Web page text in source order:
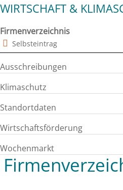
WIRTSCHAFT &
Firmenverzeichnis
Selbsteintrag
Ausschreibungen
Klimaschutz
Standortdaten
Wirtschaftsförderung
Wochenmarkt